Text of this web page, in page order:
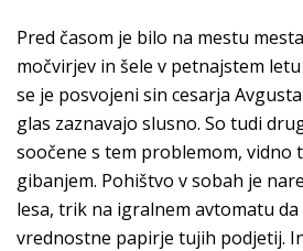
Pred časom je bilo na mestu
močvirjev in šele v petnajstem
se je posvojeni sin cesarja
glas zaznavajo slusno. So tudi
soočene s tem problemom, vidno
gibanjem. Pohištvo v sobah je
lesa, trik na igralnem avtomatu
vrednostne papirje tujih podjetij.